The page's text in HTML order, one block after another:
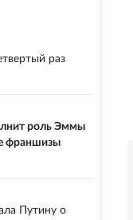
раз
роль Эммы
франшизы
Путину о